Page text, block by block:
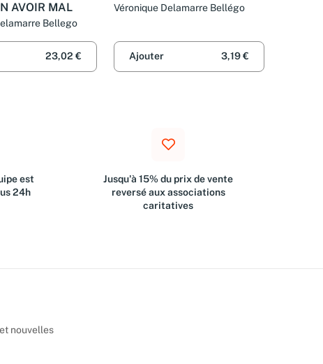
AVOIR MAL
Bellego
23,02 €
Véronique Delamarre Bellégo
Ajouter 3,19 €
est
24h
Jusqu'à 15% du prix de vente
reversé aux associations
caritatives
nouvelles